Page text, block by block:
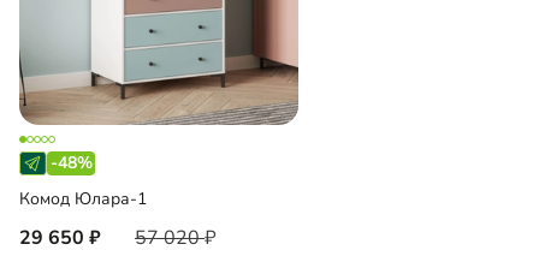
-48%
Комод Юлара-1
29 650 57 020